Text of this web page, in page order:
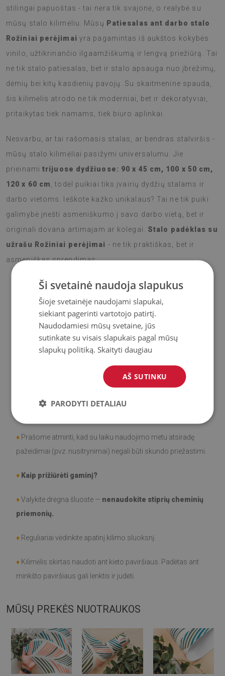
stilingai papuoštas - tai nėra tik svajonė, o realybė su
mūsų stalo kilimėliu. Mūsų Patiesalas ant darbo stalo
Rožiniai perėjimai yra pagamintas iš aukštos kokybės
vinilo, užtikrinančio ilgaamžiškumą ir lengvą priežiūrą. Tai
ne tik stalo patiesalas, bet ir stalo apsauga nuo įbrėžimų,
dėmių bei kitų kasdienių pavojų. Su skaitmenine spauda,
šis kilimėlis atrodo ne tik moderniai, bet ir dekoratyviai,
pritaikytas tiek namams, tiek biuro aplinkai.
Nesvarbu, ar tai rašomasis stalas, ar bendras stalviršis -
mūsų stalo kilimėliai pasižymi universalumu. Jie
prieinami trijuose dydžiuose: 90 x 45 cm, 100 x 50 cm,
120 x 60 cm
, todėl puikiai tiks įvairių dydžių stalams ir
darbo vietoms. Ieškote kažko unikalaus? Tai ne tik puiki
galimybė įnešti asmeniškumo į savo darbo vietą, bet ir
originali dovana artimajam ar kolegai. Stalo padėklas su
užrašu Rožiniai perėjimai - ne tik praktiškas, bet ir
asmeniškas sprendimas.
Medžiaga: Vinilas padengtas PES tinkleliu.
Storis:1,6mm
Didelis atsparumas spalvos pasikeitimui ir
♦ Prašome atminti, kad su laiku naudojimo metu atsiradę
pažeidimai (pvz. nusitrynimai) negali būti skundo priežastimi.
♦ Kaip prižiūrėti gaminį?
♦Valykite drėgna šluoste — nenaudokite stiprių cheminių
priemonių.
♦ Reguliariai vėdinkite apatinį kilimo sluoksnį.
♦ Kilimėlis skirtas naudoti ant kieto paviršiaus. Padėtas ant
minkšto paviršiaus gali lenktis ir judėti.
MŪSŲ PREKĖS NUOTRAUKOS
Ši svetainė naudoja slapukus
Šioje svetainėje naudojami slapukai,
siekiant pagerinti vartotojo patirtį.
Naudodamiesi mūsų svetaine, jūs
sutinkate su visais slapukais pagal mūsų
slapukų politiką.Skaityti daugiau
AŠ SUTINKU
PARODYTI DETALIAU